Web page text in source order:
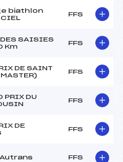
biathlon
FFS
DES SAISIES
Km
FFS
DE SAINT
FFS
PRIX DU
FFS
DE
FFS
FFS